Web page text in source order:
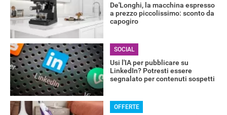
De'Longhi, la macchina espresso
a prezzo piccolissimo: sconto da
capogiro
SOCIAL
Usi l'IA per pubblicare su
LinkedIn? Potresti essere
segnalato per contenuti sospetti
OFFERTE